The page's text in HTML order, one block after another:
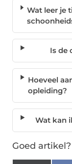
Wat leer je
Is de
Hoeveel
opleiding?
Wat kan
Goed